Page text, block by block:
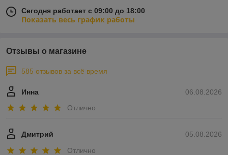
Сегодня работает с 09:00 до 18:00
Показать весь график работы
Отзывы о магазине
585 отзывов за всё время
06.08.2026
Инна
Отлично
05.08.2026
Дмитрий
Отлично